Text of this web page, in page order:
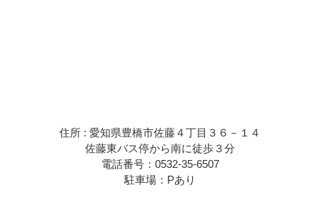
住所 : 愛知県豊橋市佐藤４丁目３６－１４
佐藤東バス停から南に徒歩３分
電話番号：0532-35-6507
駐車場：Pあり